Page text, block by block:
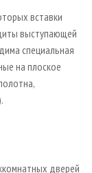
вставки
выступающей
специальная
на плоское
дверей